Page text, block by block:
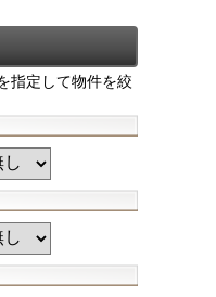
指定して物件を絞